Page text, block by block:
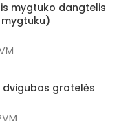
mygtuko dangtelis
mygtuku)
dvigubos grotelės